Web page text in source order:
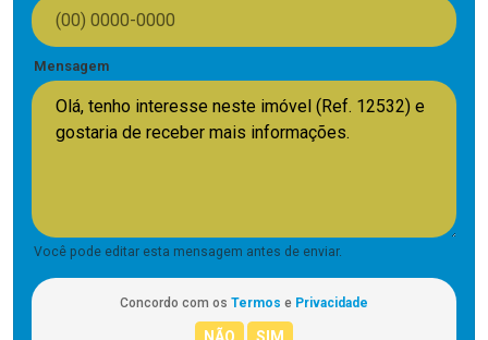
Mensagem
Você pode editar esta mensagem antes de enviar.
Concordo com os Termos e Privacidade